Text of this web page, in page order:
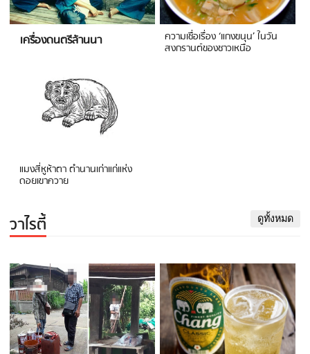
เครื่องดนตรีล้านนา ความเชื่อเรื่อง ‘แกงขนุน’ ในวัน
สงกรานต์ของชาวเหนือ
แมงสี่หูห้าตา ตำนานเก่าแก่แห่ง
ดอยเขาควาย
วาไรตี้ ดูทั้งหมด